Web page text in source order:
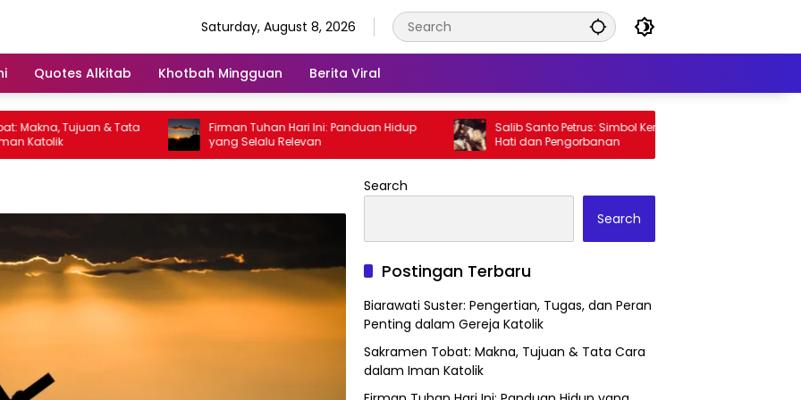
Saturday, August 8, 2026
Quotes Alkitab Khotbah Mingguan Berita Viral
Tujuan & Tata
Katolik
Firman Tuhan Hari Ini: Panduan Hidup
yang Selalu Relevan
Salib Santo Petrus: Simbol Kerendahan
Hati dan Pengorbanan
Search
Search
Postingan Terbaru
Biarawati Suster: Pengertian, Tugas, dan Peran
Penting dalam Gereja Katolik
Sakramen Tobat: Makna, Tujuan & Tata Cara
dalam Iman Katolik